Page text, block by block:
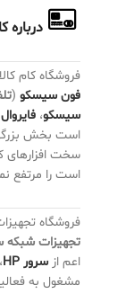
درباره
فروشگاه کام
فون سیسکو (
سیسکو،
است بخش بزرگی
سخت افزارهای
است را مرتفع
فروشگاه
تجهیزات
اعم از سرور HP
مشغول به